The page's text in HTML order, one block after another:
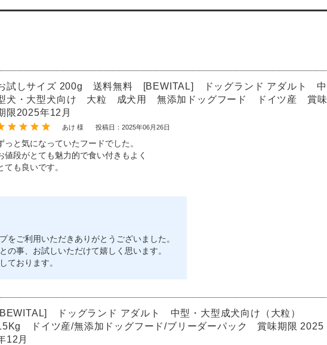
試しサイズ 200g 送料無料 [BEWITAL] ドッグランド アダルト 中
犬・大型犬向け 大粒 成犬用 無添加ドッグフード ドイツ産 賞味
限2025年12月
あけ 様 投稿日：2025年06月26日
っと気になっていたフードでした。
値段がとても魅力的で食い付きもよく
ても良いです。
をご利用いただきありがとうございました。
の事、お試しいただけて嬉しく思います。
ております。
ドッグランド アダルト 中型・大型成犬向け（大粒）
ドイツ産/無添加ドッグフード/ブリーダーパック 賞味期限 2025
12月